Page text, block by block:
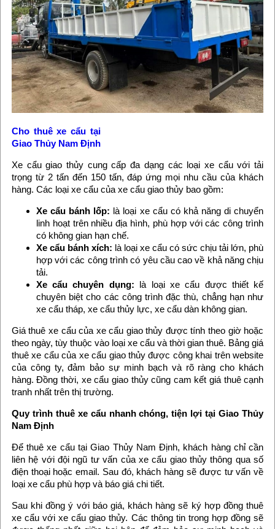
Cho thuê xe cẩu tại
Giao Thủy Nam Định
Xe cẩu giao thủy cung cấp đa dạng các loại xe cẩu với tải
trọng từ 2 tấn đến 150 tấn, đáp ứng mọi nhu cầu của khách
hàng. Các loại xe cẩu của xe cẩu giao thủy bao gồm:
Xe cẩu bánh lốp: là loại xe cẩu có khả năng di chuyển
linh hoạt trên nhiều địa hình, phù hợp với các công trình
có không gian hạn chế.
Xe cẩu bánh xích: là loại xe cẩu có sức chịu tải lớn, phù
hợp với các công trình có yêu cầu cao về khả năng chịu
tải.
Xe cẩu chuyên dụng: là loại xe cẩu được thiết kế
chuyên biệt cho các công trình đặc thù, chẳng hạn như
xe cẩu tháp, xe cẩu thủy lực, xe cẩu dàn không gian.
Giá thuê xe cẩu của xe cẩu giao thủy được tính theo giờ hoặc
theo ngày, tùy thuộc vào loại xe cẩu và thời gian thuê. Bảng giá
thuê xe cẩu của xe cẩu giao thủy được công khai trên website
của công ty, đảm bảo sự minh bạch và rõ ràng cho khách
hàng. Đồng thời, xe cẩu giao thủy cũng cam kết giá thuê cạnh
tranh nhất trên thị trường.
Quy trình thuê xe cẩu nhanh chóng, tiện lợi tại Giao Thủy
Nam Định
Để thuê xe cẩu tại Giao Thủy Nam Định, khách hàng chỉ cần
liên hệ với đội ngũ tư vấn của xe cẩu giao thủy thông qua số
điện thoại hoặc email. Sau đó, khách hàng sẽ được tư vấn về
loại xe cẩu phù hợp và báo giá chi tiết.
Sau khi đồng ý với báo giá, khách hàng sẽ ký hợp đồng thuê
xe cẩu với xe cẩu giao thủy. Các thông tin trong hợp đồng sẽ